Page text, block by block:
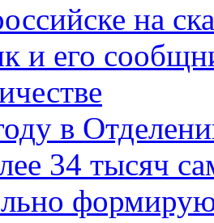
на
и его
в
34 тысяч